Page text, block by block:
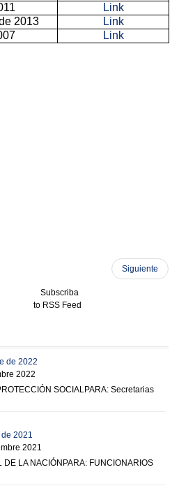
Link
2013
Link
Link
Siguiente
Subscriba
to RSS Feed
de 2022
2022
SOCIALPARA: Secretarias
2021
2021
LA NACIÓNPARA: FUNCIONARIOS